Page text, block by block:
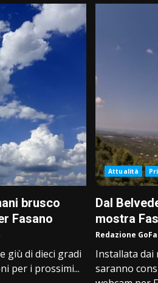
brusco
Fasano
giù di dieci gradi
per i prossimi...
Attualità
Dal
mostra
Redazione
Installata dai
saranno